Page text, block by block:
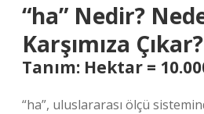
“ha” Nedir?
Karşımıza Çıkar?
Tanım: Hektar =
“ha”, uluslararası ölçü